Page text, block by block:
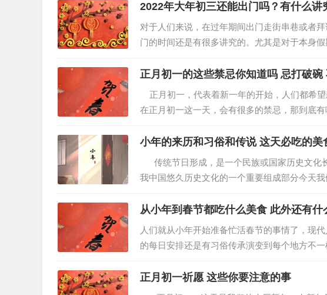
2022年大年初三还能出门吗？有什么讲
对于人们来说，在过年期间出门走街串巷或者
门的时间还是有很多讲究的。尤其是对于本身
朋好友聚一聚是非常幸福且快乐的。但有一些
正月初一的这些禁忌你知道吗 忌打破碗
正月初一，代表着新一年的开始，人们都希
在正月初一这一天，会有很多的禁忌，那到底
禁忌 1、大年初一忌打破碗、镜子等玻璃、陶
小年的来历和习俗和传说 这
传统节日形成，是一个民族或国家历史文化
我中国悠久历史文化的一个重要组成部分今天
历、习俗和传统。 小年的来历 民间传说，
从小年到春节都吃什么美食 此外还有什
人们就从小年开始准备忙活春节的事情了，现
的每日安排还是有习俗传承演变到每个地方不
已经从这天开始了购买预定年货：肉类、油粮
正月初一祈愿 这些你要注意的事